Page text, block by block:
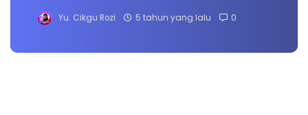
Yu. Cikgu Rozi 5 tahun yang lalu 0